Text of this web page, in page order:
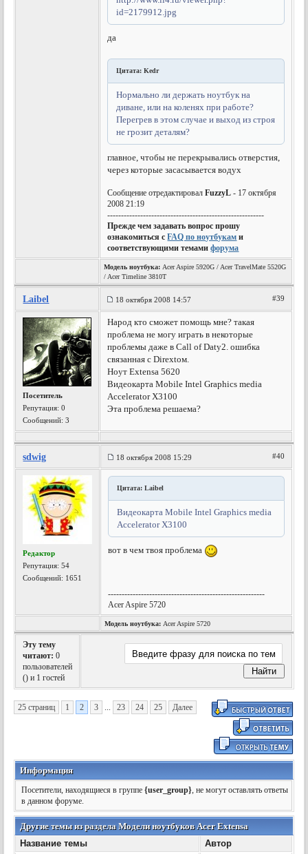
id=2179912.jpg
да
Цитата: Kedr
Нормально ли держать ноутбук на
диване, или на коленях при работе?
Перегрев в этом случае и выход из строя
не грозит деталям?
главное, чтобы не перекрывались отверстия,
через которые засасывается водух
Сообщение отредактировалFuzzyL - 17 октября
2008 21:19
---------------------------------------------------------
Прежде чем задавать вопрос прошу
ознакомиться сFAQ по ноутбукам и
соответствующими темамифорума
Модель ноутбука: Acer Aspire 5920G / Acer TravelMate 5520G
/ Acer Timeline 3810T
Laibel 18 октября 2008 14:57 #39
Посетитель
Репутация:0
Сообщений: 3
Народ кто сможет помощь мне? такая
проблема не могу играть в некоторые
проблемы даже в Call of Daty2. ошибка
связанная с Dirextом.
Ноут Extensa 5620
Видеокарта Mobile Intel Graphics media
Accelerator X3100
Эта проблема решаема?
sdwig 18 октября 2008 15:29 #40
Редактор
Репутация:54
Сообщений: 1651
Цитата: Laibel
Видеокарта Mobile Intel Graphics media
Accelerator X3100
вот в чем твоя проблема
---------------------------------------------------------
Acer Aspire 5720
Модель ноутбука: Acer Aspire 5720
Эту тему
читают: 0
пользователей
() и 1 гостей
25 страниц 1 2 3 ... 23 24 25 Далее
Информация
Посетители, находящиеся в группе{user_group}, не могут оставлять ответы
в данном форуме.
Другие темы из раздела Модели ноутбуков Acer Extensa
Название темы
Автор